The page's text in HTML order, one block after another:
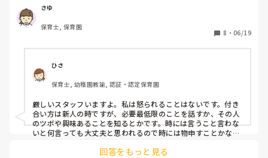
出来ないならやらなくていい等)し、職員には指示が小言ば
かり。。
でも、子供の事はちゃんと見てるし、1人で数十人動かせる
チカラ(厳しいから子供たちも言う事聞かざる負えない)があ
るから、上も頼るし褒めています。
皆様の職場にも厳しい職員はいますか？
また、その先輩に怒れる人いますか？
皆様はどうやって付き合ってますか？
さゆ
保育士, 保育園
8 ・ 06/19
ひさ
保育士, 幼稚園教諭, 認証・認定保育園
厳しいスタッフいますよ。私は怒られることはないです。付き
合い方は新人の時ですが、必要最低限のことを話すか、その人
のツボや興味あることを知るとかです。時には言うこと言わな
いと何言っても大丈夫と思われるので時には物申すことかなと
回答をもっと見る